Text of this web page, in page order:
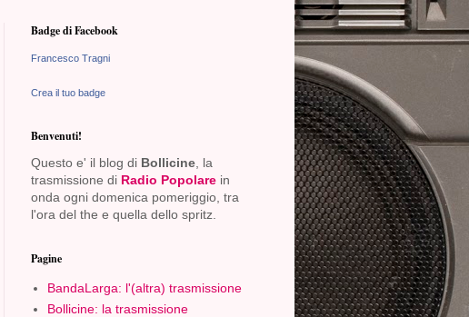
Badge di Facebook
Francesco Tragni
Crea il tuo badge
Benvenuti!
Questo e' il blog di Bollicine , la
trasmissione di Radio Popolare in
onda ogni domenica pomeriggio, tra
l'ora del the e quella dello spritz.
Pagine
BandaLarga: l'(altra) trasmissione
Bollicine: la trasmissione